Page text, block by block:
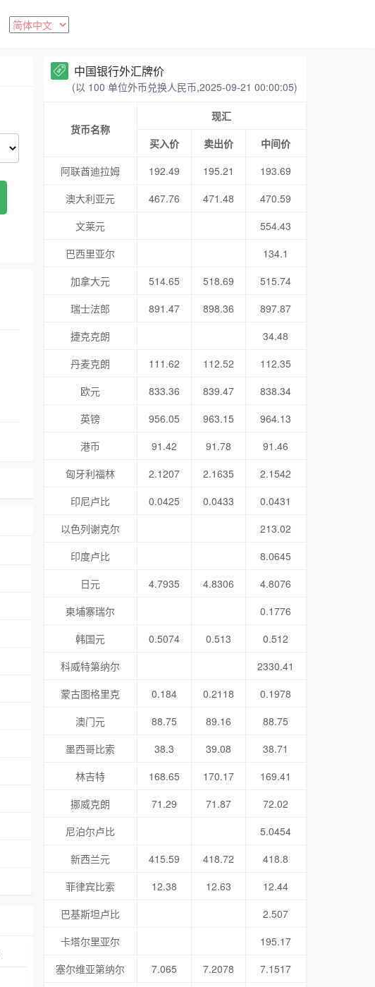
中国银行外汇牌价
(以 100 单位外币兑换人民币,2025-09-21 00:00:05)
货币名称
现汇
买入价
卖出价
中间价
阿联酋迪拉姆
192.49 195.21
193.69
澳大利亚元
467.76 471.48
470.59
文莱元
554.43
巴西里亚尔
134.1
加拿大元
514.65 518.69
515.74
瑞士法郎
891.47 898.36
897.87
捷克克朗
34.48
丹麦克朗
111.62 112.52
112.35
欧元
833.36 839.47
838.34
英镑
956.05 963.15
964.13
港币
91.42 91.78
91.46
匈牙利福林
2.1207 2.1635
2.1542
印尼卢比
0.0425 0.0433
0.0431
以色列谢克尔
213.02
印度卢比
8.0645
日元
4.7935 4.8306
4.8076
柬埔寨瑞尔
0.1776
韩国元
0.5074 0.513
0.512
科威特第纳尔
2330.41
蒙古图格里克
0.184 0.2118
0.1978
澳门元
88.75 89.16
88.75
墨西哥比索
38.3 39.08
38.71
林吉特
168.65 170.17
169.41
挪威克朗
71.29 71.87
72.02
尼泊尔卢比
5.0454
新西兰元
415.59 418.72
418.8
菲律宾比索
12.38 12.63
12.44
巴基斯坦卢比
2.507
卡塔尔里亚尔
195.17
塞尔维亚第纳尔
7.065 7.2078
7.1517